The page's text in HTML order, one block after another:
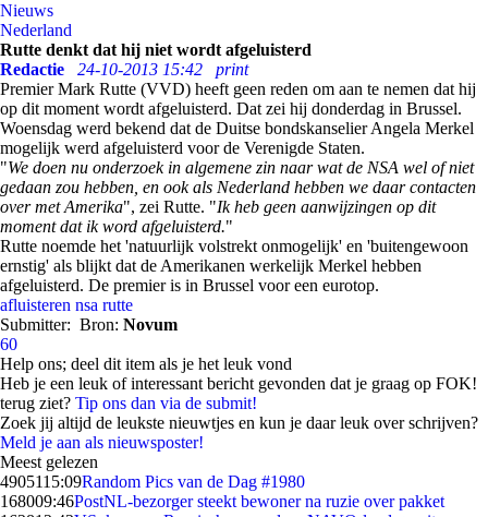
Nieuws
Nederland
Rutte denkt dat hij niet wordt afgeluisterd
Redactie
24-10-2013 15:42
print
Premier Mark Rutte (VVD) heeft geen reden om aan te nemen dat hij
op dit moment wordt afgeluisterd. Dat zei hij donderdag in Brussel.
Woensdag werd bekend dat de Duitse bondskanselier Angela Merkel
mogelijk werd afgeluisterd voor de Verenigde Staten.
"We doen nu onderzoek in algemene zin naar wat de NSA wel of niet
gedaan zou hebben, en ook als Nederland hebben we daar contacten
over met Amerika", zei Rutte. "Ik heb geen aanwijzingen op dit
moment dat ik word afgeluisterd."
Rutte noemde het 'natuurlijk volstrekt onmogelijk' en 'buitengewoon
ernstig' als blijkt dat de Amerikanen werkelijk Merkel hebben
afgeluisterd. De premier is in Brussel voor een eurotop.
afluisteren nsa rutte
Submitter: Bron: Novum
60
Help ons; deel dit item als je het leuk vond
Heb je een leuk of interessant bericht gevonden dat je graag op FOK!
terug ziet? Tip ons dan via de submit!
Zoek jij altijd de leukste nieuwtjes en kun je daar leuk over schrijven?
Meld je aan als nieuwsposter!
Meest gelezen
4905115:09Random Pics van de Dag #1980
168009:46PostNL-bezorger steekt bewoner na ruzie over pakket